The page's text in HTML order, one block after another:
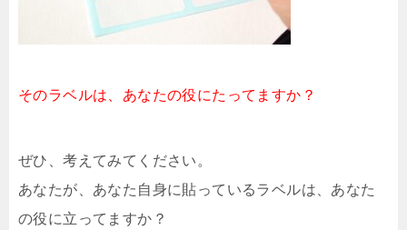
そのラベルは、あなたの役にたってますか？
ぜひ、考えてみてください。
あなたが、あなた自身に貼っているラベルは、あなた
の役に立ってますか？